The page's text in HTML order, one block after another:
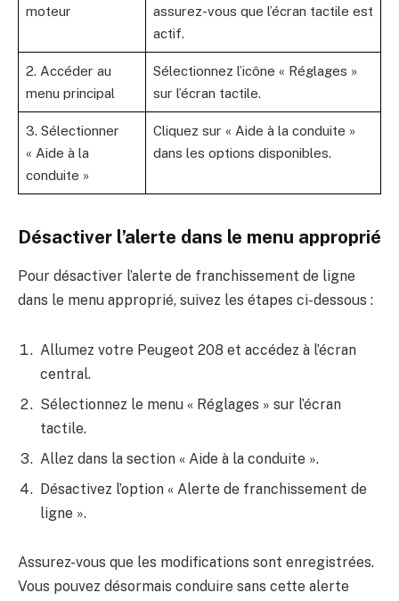
moteur
assurez-vous que l’écran tactile est
actif.
2. Accéder au
menu principal
Sélectionnez l’icône « Réglages »
sur l’écran tactile.
3. Sélectionner
« Aide à la
conduite »
Cliquez sur « Aide à la conduite »
dans les options disponibles.
Désactiver l’alerte dans le menu approprié
Pour désactiver l’alerte de franchissement de ligne
dans le menu approprié, suivez les étapes ci-dessous :
Allumez votre Peugeot 208 et accédez à l’écran
central.
Sélectionnez le menu « Réglages » sur l’écran
tactile.
Allez dans la section « Aide à la conduite ».
Désactivez l’option « Alerte de franchissement de
ligne ».
Assurez-vous que les modifications sont enregistrées.
Vous pouvez désormais conduire sans cette alerte